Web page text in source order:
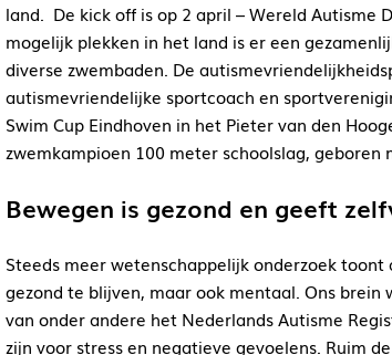
land. De kick off is op 2 april – Wereld Autisme
mogelijk plekken in het land is er een
diverse zwembaden. De
autismevriendelijke sportcoach en
Swim Cup Eindhoven in het Pieter van den
zwemkampioen 100 meter schoolslag,
Bewegen is gezond en geeft
Steeds meer wetenschappelijk onderzoek
gezond te blijven, maar ook mentaal. Ons
van onder andere het Nederlands Autisme
zijn voor stress en negatieve gevoelens. Ruim